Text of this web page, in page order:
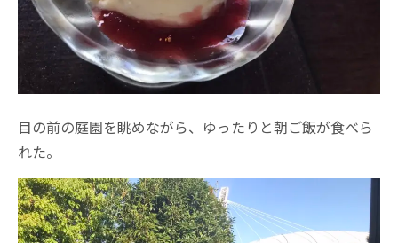
目の前の庭園を眺めながら、ゆったりと朝ご飯が食べら
れた。